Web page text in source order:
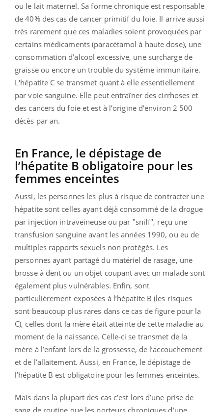
ou le lait maternel. Sa forme chronique est responsable
de 40% des cas de cancer primitif du foie. Il arrive aussi
très rarement que ces maladies soient provoquées par
certains médicaments (paracétamol à haute dose), une
consommation d’alcool excessive, une surcharge de
graisse ou encore un trouble du système immunitaire.
L'hépatite C se transmet quant à elle essentiellement
par voie sanguine. Elle peut entraîner des cirrhoses et
des cancers du foie et est à l’origine d'environ 2 500
décès par an.
En France, le dépistage de
l’hépatite B obligatoire pour les
femmes enceintes
Aussi, les personnes les plus à risque de contracter une
hépatite sont celles ayant déjà consommé de la drogue
par injection intraveineuse ou par "sniff", reçu une
transfusion sanguine avant les années 1990, ou eu de
multiples rapports sexuels non protégés. Les
personnes ayant partagé du matériel de rasage, une
brosse à dent ou un objet coupant avec un malade sont
également plus vulnérables. Enfin, sont
particulièrement exposées à l’hépatite B (les risques
sont beaucoup plus rares dans ce cas de figure pour la
C), celles dont la mère était atteinte de cette maladie au
moment de la naissance. Celle-ci se transmet de la
mère à l’enfant lors de la grossesse, de l’accouchement
et de l’allaitement. Aussi, en France, le dépistage de
l’hépatite B est obligatoire pour les femmes enceintes.
Mais dans la plupart des cas c’est lors d’une prise de
sang de routine que les porteurs chroniques d’une